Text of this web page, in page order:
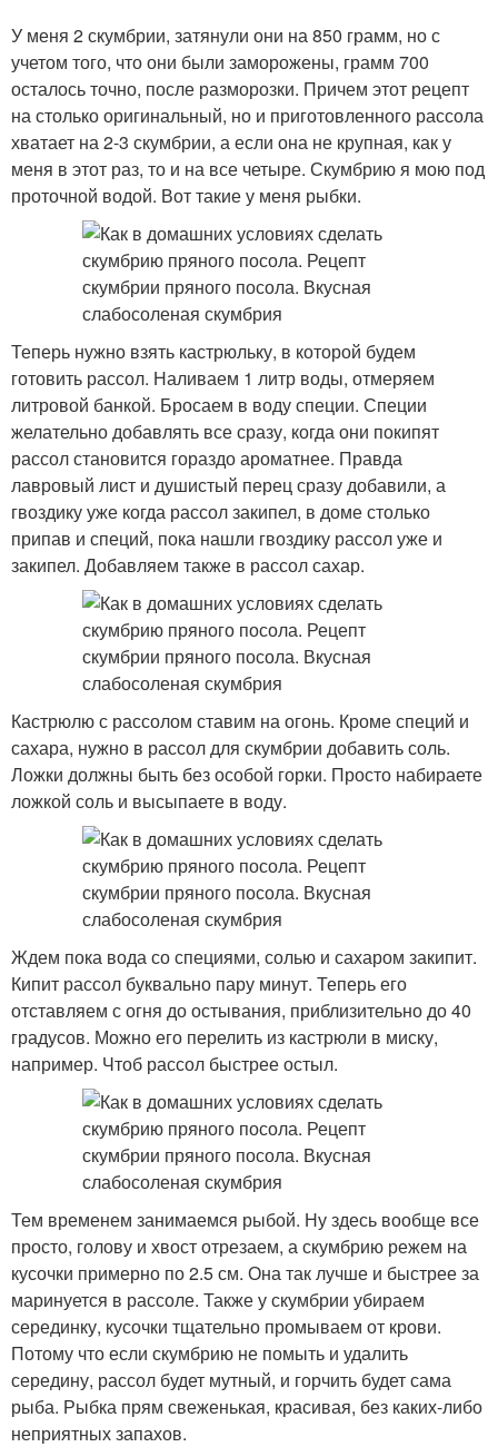
У меня 2 скумбрии, затянули они на 850 грамм, но с
учетом того, что они были заморожены, грамм 700
осталось точно, после разморозки. Причем этот рецепт
на столько оригинальный, но и приготовленного рассола
хватает на 2-3 скумбрии, а если она не крупная, как у
меня в этот раз, то и на все четыре. Скумбрию я мою под
проточной водой. Вот такие у меня рыбки.
Теперь нужно взять кастрюльку, в которой будем
готовить рассол. Наливаем 1 литр воды, отмеряем
литровой банкой. Бросаем в воду специи. Специи
желательно добавлять все сразу, когда они покипят
рассол становится гораздо ароматнее. Правда
лавровый лист и душистый перец сразу добавили, а
гвоздику уже когда рассол закипел, в доме столько
припав и специй, пока нашли гвоздику рассол уже и
закипел. Добавляем также в рассол сахар.
Кастрюлю с рассолом ставим на огонь. Кроме специй и
сахара, нужно в рассол для скумбрии добавить соль.
Ложки должны быть без особой горки. Просто набираете
ложкой соль и высыпаете в воду.
Ждем пока вода со специями, солью и сахаром закипит.
Кипит рассол буквально пару минут. Теперь его
отставляем с огня до остывания, приблизительно до 40
градусов. Можно его перелить из кастрюли в миску,
например. Чтоб рассол быстрее остыл.
Тем временем занимаемся рыбой. Ну здесь вообще все
просто, голову и хвост отрезаем, а скумбрию режем на
кусочки примерно по 2.5 см. Она так лучше и быстрее за
маринуется в рассоле. Также у скумбрии убираем
серединку, кусочки тщательно промываем от крови.
Потому что если скумбрию не помыть и удалить
середину, рассол будет мутный, и горчить будет сама
рыба. Рыбка прям свеженькая, красивая, без каких-либо
неприятных запахов.